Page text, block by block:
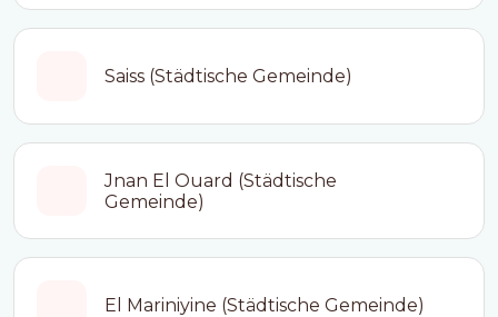
Saiss (Städtische Gemeinde)
Jnan El Ouard (Städtische
Gemeinde)
El Mariniyine (Städtische Gemeinde)